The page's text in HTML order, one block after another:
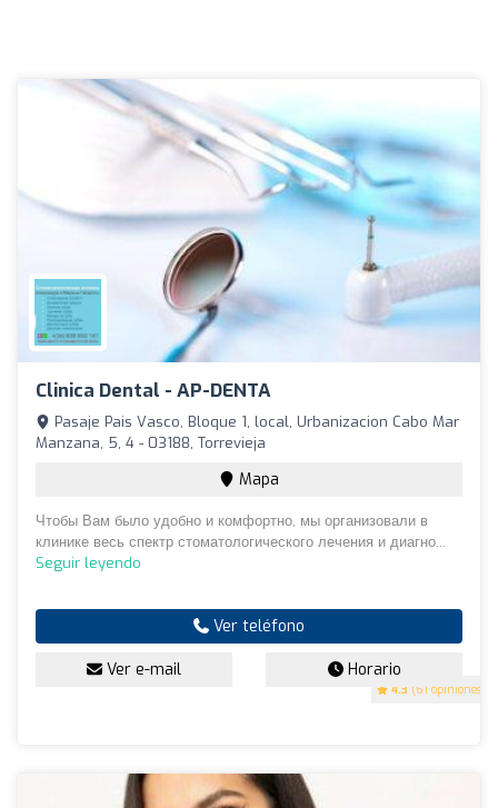
Clinica Dental - AP-DENTA
4.3 (61 opiniones)
Pasaje Pais Vasco, Bloque 1, local, Urbanizacion Cabo Mar
Manzana, 5, 4 - 03188, Torrevieja
Mapa
Чтобы Вам было удобно и комфортно, мы организовали в
клинике весь спектр стоматологического лечения и диагно...
Seguir leyendo
Ver teléfono
Ver e-mail Horario